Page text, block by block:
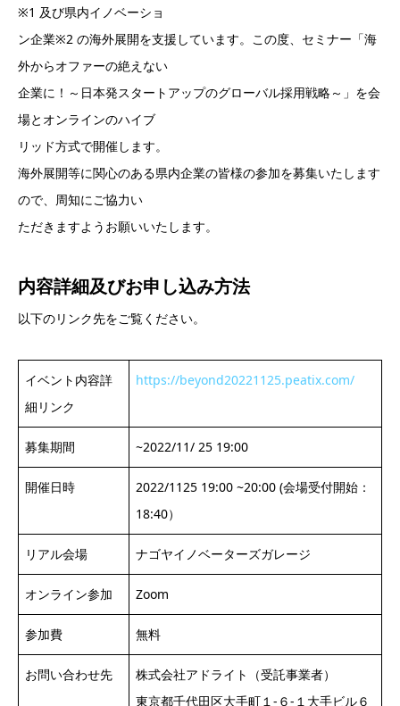
※1 及び県内イノベーショ
ン企業※2 の海外展開を支援しています。この度、セミナー「海
外からオファーの絶えない
企業に！～日本発スタートアップのグローバル採用戦略～」を会
場とオンラインのハイブ
リッド方式で開催します。
海外展開等に関心のある県内企業の皆様の参加を募集いたします
ので、周知にご協力い
ただきますようお願いいたします。
内容詳細及びお申し込み方法
以下のリンク先をご覧ください。
イベント内容詳
細リンク
https://beyond20221125.peatix.com/
募集期間 ~2022/11/ 25 19:00
開催日時
2022/1125 19:00 ~20:00 (会場受付開始：
18:40）
リアル会場 ナゴヤイノベーターズガレージ
オンライン参加 Zoom
参加費 無料
お問い合わせ先
株式会社アドライト（受託事業者）
東京都千代田区大手町１-６-１大手ビル６